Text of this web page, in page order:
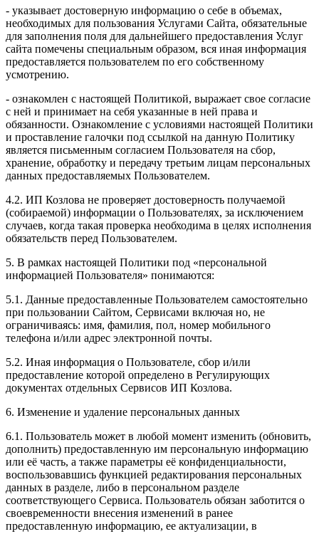
- указывает достоверную информацию о себе в объемах,
необходимых для пользования Услугами Сайта, обязательные
для заполнения поля для дальнейшего предоставления Услуг
сайта помечены специальным образом, вся иная информация
предоставляется пользователем по его собственному
усмотрению.
- ознакомлен с настоящей Политикой, выражает свое согласие
с ней и принимает на себя указанные в ней права и
обязанности. Ознакомление с условиями настоящей Политики
и проставление галочки под ссылкой на данную Политику
является письменным согласием Пользователя на сбор,
хранение, обработку и передачу третьим лицам персональных
данных предоставляемых Пользователем.
4.2. ИП Козлова не проверяет достоверность получаемой
(собираемой) информации о Пользователях, за исключением
случаев, когда такая проверка необходима в целях исполнения
обязательств перед Пользователем.
5. В рамках настоящей Политики под «персональной
информацией Пользователя» понимаются:
5.1. Данные предоставленные Пользователем самостоятельно
при пользовании Сайтом, Сервисами включая но, не
ограничиваясь: имя, фамилия, пол, номер мобильного
телефона и/или адрес электронной почты.
5.2. Иная информация о Пользователе, сбор и/или
предоставление которой определено в Регулирующих
документах отдельных Сервисов ИП Козлова.
6. Изменение и удаление персональных данных
6.1. Пользователь может в любой момент изменить (обновить,
дополнить) предоставленную им персональную информацию
или её часть, а также параметры её конфиденциальности,
воспользовавшись функцией редактирования персональных
данных в разделе, либо в персональном разделе
соответствующего Сервиса. Пользователь обязан заботится о
своевременности внесения изменений в ранее
предоставленную информацию, ее актуализации, в